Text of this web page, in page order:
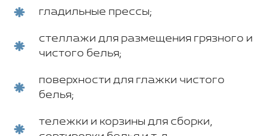
гладильные прессы;
стеллажи для размещения грязного и
чистого белья;
поверхности для глажки чистого
белья;
тележки и корзины для сборки,